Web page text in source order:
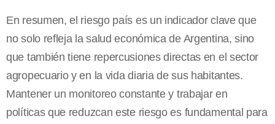
En resumen, el riesgo país es un indicador clave que
no solo refleja la salud económica de Argentina, sino
que también tiene repercusiones directas en el sector
agropecuario y en la vida diaria de sus habitantes.
Mantener un monitoreo constante y trabajar en
políticas que reduzcan este riesgo es fundamental para